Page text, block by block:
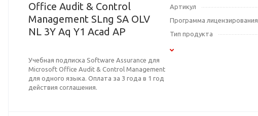
Office Audit & Control
Management SLng SA OLV
NL 3Y Aq Y1 Acad AP
Учебная подписка Software Assurance для
Microsoft Office Audit & Control Management
для одного языка. Оплата за 3 года в 1 год
действия соглашения.
Артикул
Программа лицензирования
Тип продукта